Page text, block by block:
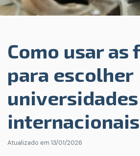
Como usar as
para escolher
universidades
internacionais
Atualizado em 13/01/2026